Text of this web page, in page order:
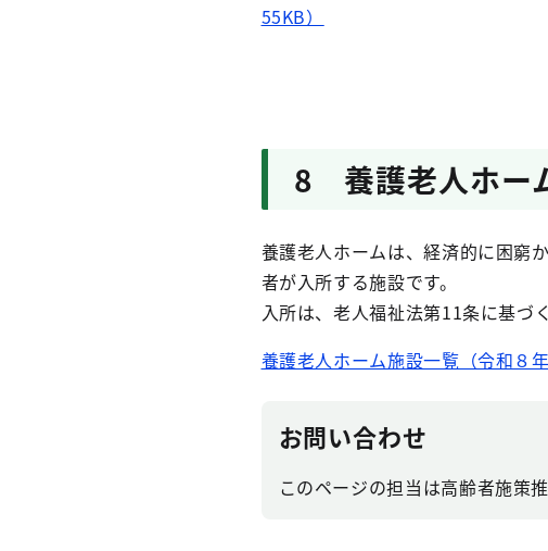
55KB）
8 養護老人ホー
養護老人ホームは、経済的に困窮
者が入所する施設です。
入所は、老人福祉法第11条に基づ
養護老人ホーム施設一覧（令和８
お問い合わせ
このページの担当は高齢者施策